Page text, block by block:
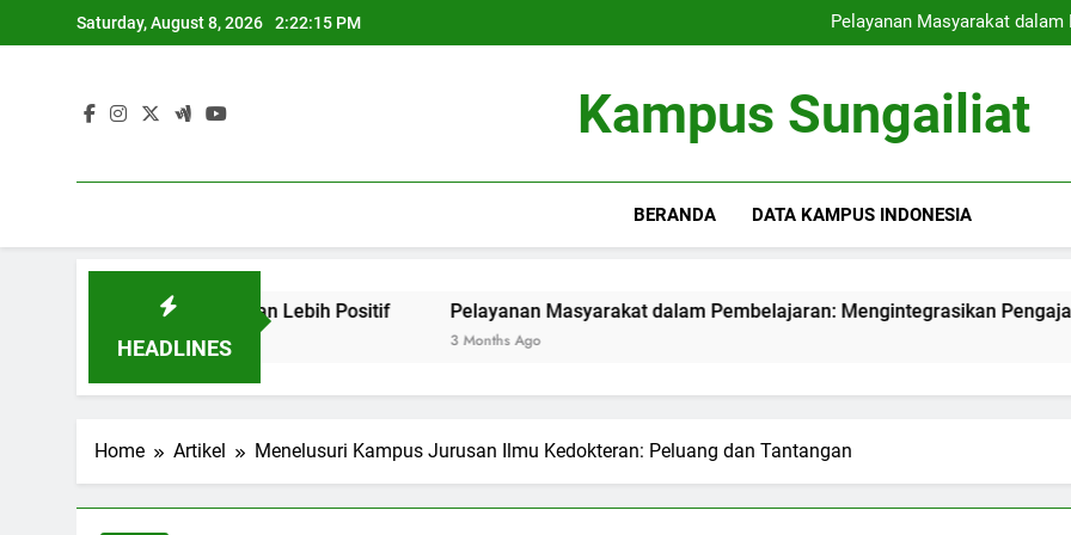
to
Saturday, August 8, 2026 2:22:16 PM
Pelayanan Masyarakat dalam
Meningkatkan Pusat
Pelayanan Masyarakat
Meningkatkan Pusat
Kampus Sungailiat
BERANDA DATA KAMPUS INDONESIA
HEADLINES
untuk menciptakan Lebih Positif Pelayanan Masyarakat dalam Pembelajaran: Mengintegrasikan Pengajaran dengan
Home Artikel Menelusuri Kampus Jurusan Ilmu Kedokteran: Peluang dan Tantangan